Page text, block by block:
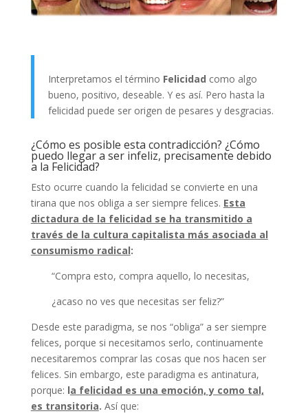
Interpretamos el término Felicidad como algo
bueno, positivo, deseable. Y es así. Pero hasta la
felicidad puede ser origen de pesares y desgracias.
¿Cómo es posible esta contradicción? ¿Cómo
puedo llegar a ser infeliz, precisamente debido
a la Felicidad?
Esto ocurre cuando la felicidad se convierte en una
tirana que nos obliga a ser siempre felices. Esta
dictadura de la felicidad se ha transmitido a
través de la cultura capitalista más asociada al
consumismo radical:
“Compra esto, compra aquello, lo necesitas,
¿acaso no ves que necesitas ser feliz?”
Desde este paradigma, se nos “obliga” a ser siempre
felices, porque si necesitamos serlo, continuamente
necesitaremos comprar las cosas que nos hacen ser
felices. Sin embargo, este paradigma es antinatura,
porque: la felicidad es una emoción, y como tal,
es transitoria. Así que: